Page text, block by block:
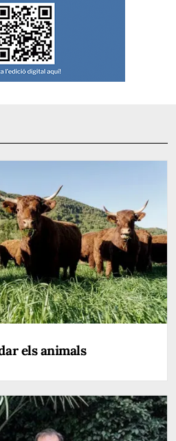
els animals